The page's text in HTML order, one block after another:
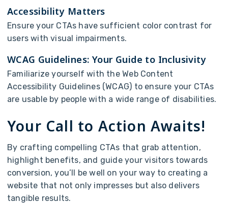
Accessibility Matters
Ensure your CTAs have sufficient color contrast for
users with visual impairments.
WCAG Guidelines: Your Guide to Inclusivity
Fami iarize yourse f with the Web Content
Accessibi ity Guid el ines (WCAG) to ensure your CTAs
are usab e by peop e with a wid e range of d isabi ities.
Your Call to Action Awaits!
By crafting compe ing CTAs that grab attention,
hig h ight benefits, and guid e your visitors toward s
conversion, you’ be wel on your way to creating a
website that not on ly impresses but a so d el ivers
tangib e resu ts.